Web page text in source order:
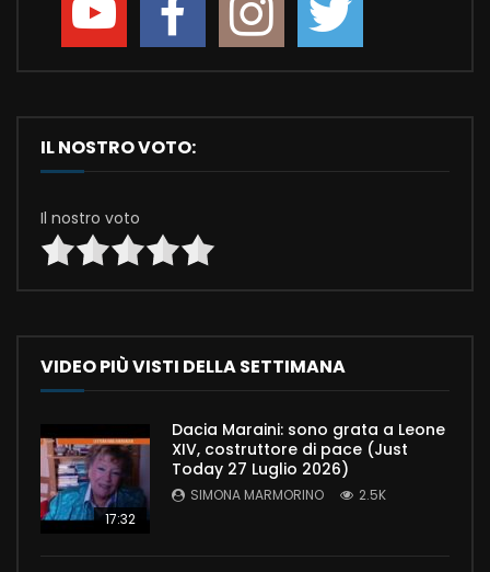
IL NOSTRO VOTO:
Il nostro voto
VIDEO PIÙ VISTI DELLA SETTIMANA
17:32
Dacia Maraini: sono grata a Leone
XIV, costruttore di pace (Just
Today 27 Luglio 2026)
SIMONA MARMORINO 2.5K